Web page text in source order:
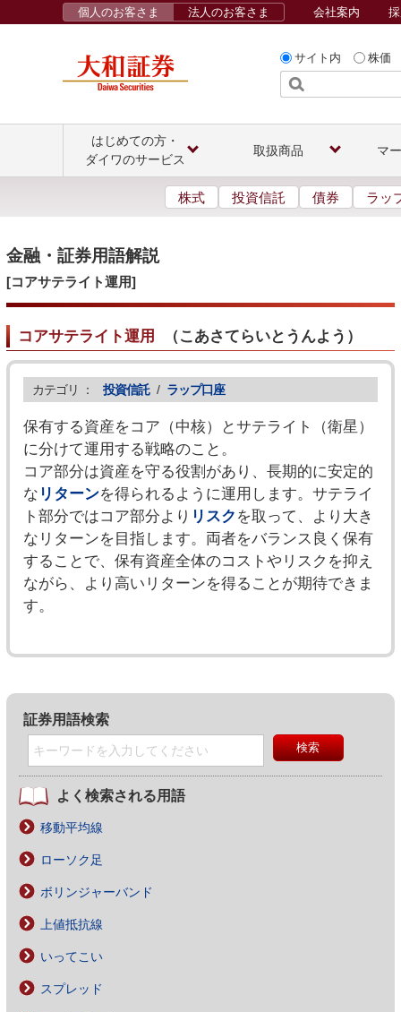
サイト内 株価
個人のお客さま 法人のお客さま 会社案内
はじめての方・
ダイワのサービス
取扱商品 マ
株式 投資信託 債券 ラッ
金融・証券用語解説
[コアサテライト運用]
コアサテライト運用 （こあさてらいとうんよう ）
カテゴリ ： 投資信託 / ラップ口座
保有する資産をコア（中核）とサテライト（衛星）
に分けて運用する戦略のこと。
コア部分は資産を守る役割があり、長期的に安定的
な リターンを得られるように運用します。サテライ
ト部分ではコア部分より リスク を取って、より大き
なリターンを目指します。両者をバランス良く保有
することで、保有資産全体のコストやリスクを抑え
ながら、より高いリターンを得ることが期待できま
す。
証券用語検索
よく検索される用語
移動平均線
ローソク足
ボリンジャーバンド
上値抵抗線
いってこい
スプレッド